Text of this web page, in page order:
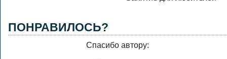
ПОНРАВИЛОСЬ?
Спасибо автору: